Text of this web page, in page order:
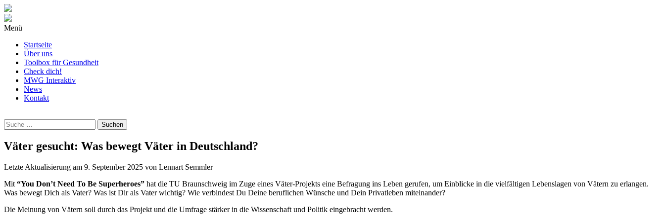
Menü
Startseite
Über uns
Toolbox für Gesundheit
Check dich!
MWG Interaktiv
News
Kontakt
suchst
Du?
Väter gesucht: Was bewegt Väter in Deutschland?
Letzte Aktualisierung am 9. September 2025 von Lennart Semmler
Mit “You Don’t Need To Be Superheroes” hat die TU Braunschweig im Zuge eines Väter-Projekts eine Befragung ins Leben gerufen, um Einblicke in die vielfältigen Lebenslagen von Vätern zu erlangen.
Was bewegt Dich als Vater? Was ist Dir als Vater wichtig? Wie verbindest Du Deine beruflichen Wünsche und Dein Privatleben miteinander?
Die Meinung von Vätern soll durch das Projekt und die Umfrage stärker in die Wissenschaft und Politik eingebracht werden.